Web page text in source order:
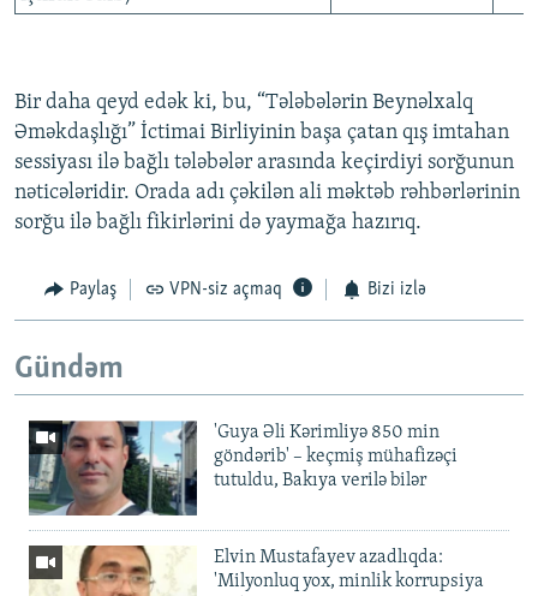
Bir daha qeyd edək ki, bu, “Tələbələrin Beynəlxalq
Əməkdaşlığı” İctimai Birliyinin başa çatan qış imtahan
sessiyası ilə bağlı tələbələr arasında keçirdiyi sorğunun
nəticələridir. Orada adı çəkilən ali məktəb rəhbərlərinin
sorğu ilə bağlı fikirlərini də yaymağa hazırıq.
Paylaş VPN-siz açmaq Bizi izlə
Gündəm
'Guya Əli Kərimliyə 850 min
göndərib' – keçmiş mühafizəçi
tutuldu, Bakıya verilə bilər
Elvin Mustafayev azadlıqda:
'Milyonluq yox, minlik korrupsiya